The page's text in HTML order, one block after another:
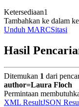
Ketersediaan1
Tambahkan ke dalam
Unduh MARCSitasi
Hasil
Ditemukan 1 dari
author=Laura Floch
Permintaan
XML ResultJSON